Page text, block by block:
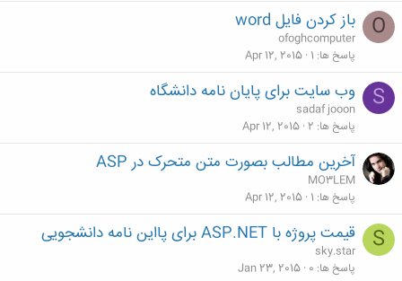
O باز کردن فایل word
ofoghcomputer
پاسخ ها 1
Apr 12, 2015
S وب سایت برای پایان نامه دانشگاه
sadaf jooon
پاسخ ها 2
Apr 12, 2015
آخرین مطالب بصورت متن متحرک در ASP
MO3LEM
پاسخ ها 1
Apr 12, 2015
S قیمت پروژه با ASP.NET برای پااین نامه دانشجویی
sky.star
پاسخ ها 0
Jan 23, 2015